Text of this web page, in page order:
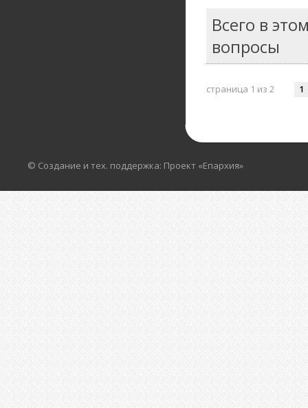
Всего в
вопросы
страница 1 из 2 1
© Создание и тех. поддержка: Проект «Епархия»